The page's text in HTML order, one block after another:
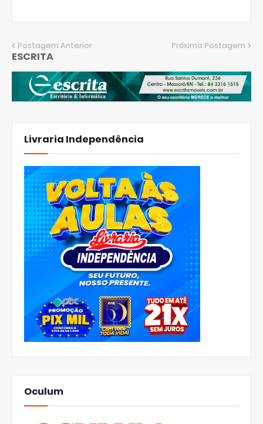
Postagem Anterior Próxima Postagem
ESCRITA
Livraria Independência
Oculum